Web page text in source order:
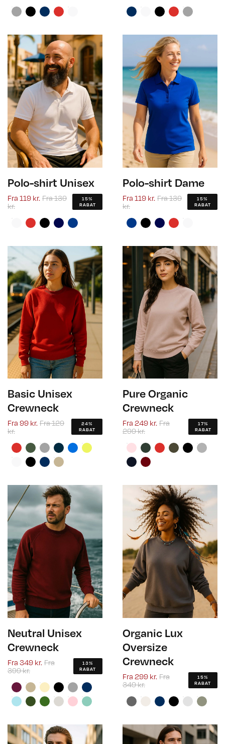
Polo-shirt Unisex
Fra 119 kr. Fra139
kr.
15%
RABAT
Polo-shirt Dame
Fra 119 kr. Fra139
kr.
15%
RABAT
Basic Unisex
Crewneck
Fra 99 kr. Fra129
kr.
24%
RABAT
Pure Organic
Crewneck
Fra 249 kr. Fra
299 kr.
17%
RABAT
Neutral Unisex
Crewneck
Fra 349 kr. Fra
399 kr.
13%
RABAT
Organic Lux
Oversize
Crewneck
Fra 299 kr. Fra
349 kr.
15%
RABAT